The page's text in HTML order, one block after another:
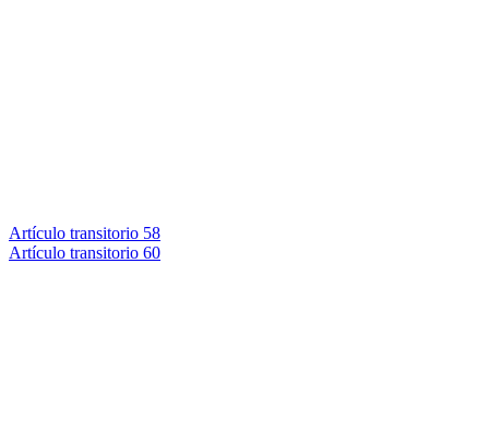
Artículo transitorio 58
Artículo transitorio 60